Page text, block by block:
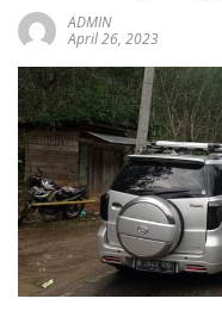
ADMIN
April 26, 2023